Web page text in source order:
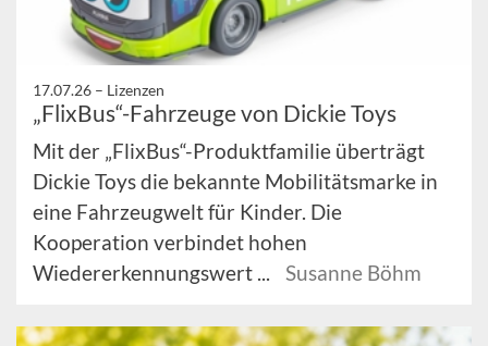
17.07.26 – Lizenzen
„FlixBus“-Fahrzeuge von Dickie Toys
Mit der „FlixBus“-Produktfamilie überträgt
Dickie Toys die bekannte Mobilitätsmarke in
eine Fahrzeugwelt für Kinder. Die
Kooperation verbindet hohen
Wiedererkennungswert ...
Susanne Böhm